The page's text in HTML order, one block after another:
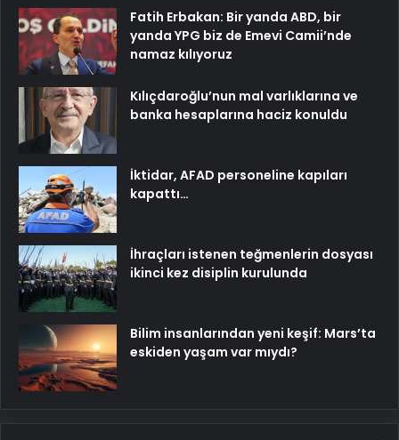
Fatih Erbakan: Bir yanda ABD, bir
yanda YPG biz de Emevi Camii’nde
namaz kılıyoruz
Kılıçdaroğlu’nun mal varlıklarına ve
banka hesaplarına haciz konuldu
İktidar, AFAD personeline kapıları
kapattı…
İhraçları istenen teğmenlerin dosyası
ikinci kez disiplin kurulunda
Bilim insanlarından yeni keşif: Mars’ta
eskiden yaşam var mıydı?